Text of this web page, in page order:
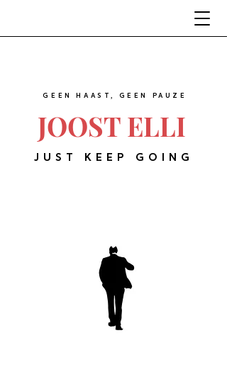
JOOST ELLI
GEEN HAAST, GEEN PAUZE
JUST KEEP GOING